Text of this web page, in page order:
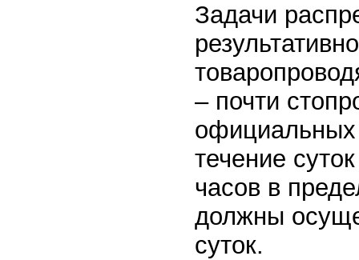
Задачи
– почти
официальных
течение
часов в
должны
суток.